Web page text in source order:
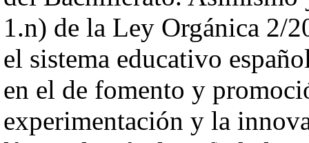
1.n) de la Ley Orgánica 2/
el sistema educativo
en el de fomento y
experimentación y la